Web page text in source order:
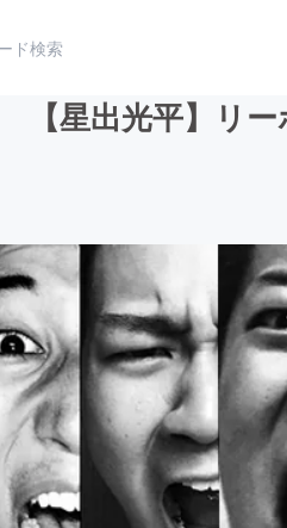
写真
ジー・ガジェット
映画
・起業
【星出光平】リ